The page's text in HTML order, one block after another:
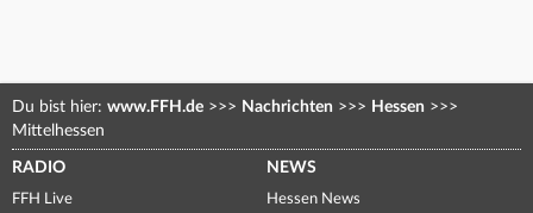
Du bist hier: www.FFH.de >>> Nachrichten >>> Hessen >>>
Mittelhessen
RADIO
FFH Live
NEWS
Hessen News